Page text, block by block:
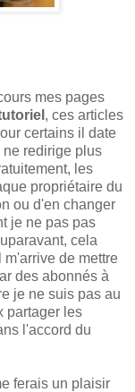
mes pages
, ces articles
certains il date
redirige plus
les
propriétaire du
ou d'en changer
je ne pas pas
cela
de mettre
des abonnés à
je ne suis pas au
partager les
l'accord du
ferais un plaisir